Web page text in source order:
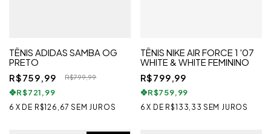
TÊNIS ADIDAS SAMBA OG
PRETO
R$759,99
R$799,99
R$721,99
6 X DE R$126,67 SEM JUROS
TÊNIS NIKE AIR FORCE 1 '07
WHITE & WHITE FEMININO
R$799,99
R$759,99
6 X DE R$133,33 SEM JUROS